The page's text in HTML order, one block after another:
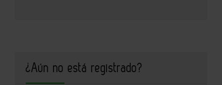
¿Aún no está registrado?